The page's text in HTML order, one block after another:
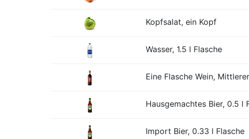
Kopfsalat, ein Kopf
Wasser, 1.5 l Flasche
Eine Flasche Wein,
Hausgemachtes Bier, 0.5 l
Import Bier, 0.33 l Flasche